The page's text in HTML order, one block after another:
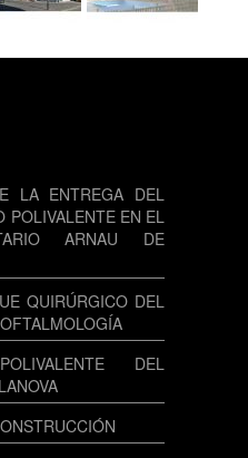
LA ENTREGA DEL
POLIVALENTE EN EL
ARNAU DE
QUIRÚRGICO DEL
DEL